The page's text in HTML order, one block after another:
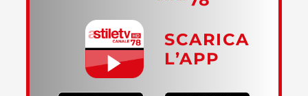
SCARICA
L’APP